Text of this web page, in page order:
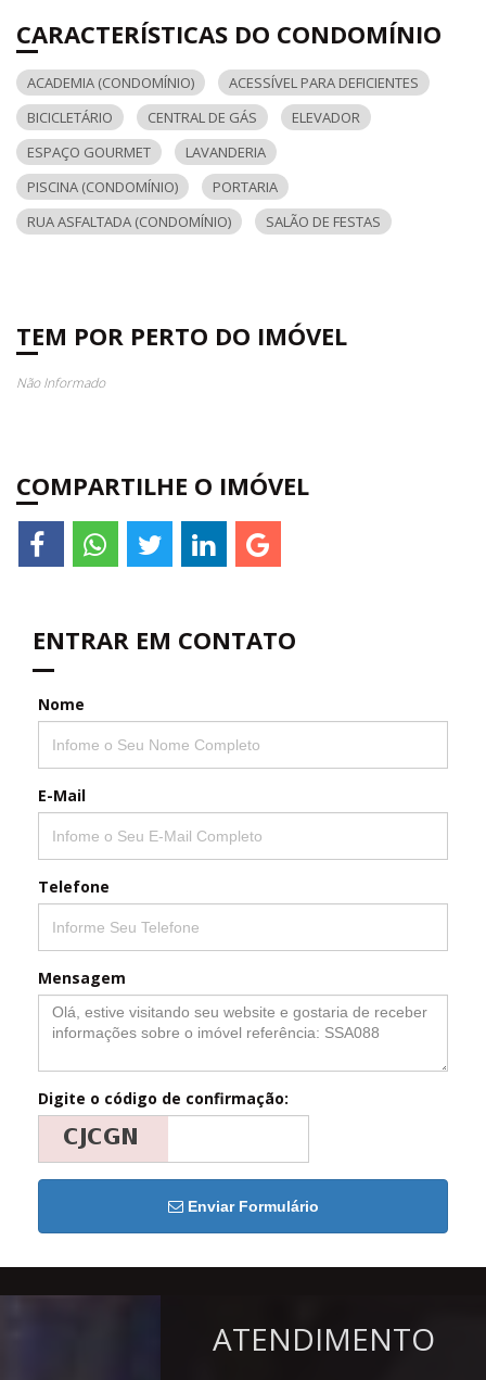
CARACTERÍSTICAS DO CONDOMÍNIO
ACADEMIA (CONDOMÍNIO)
ACESSÍVEL PARA DEFICIENTES
BICICLETÁRIO
CENTRAL DE GÁS
ELEVADOR
ESPAÇO GOURMET
LAVANDERIA
PISCINA (CONDOMÍNIO)
PORTARIA
RUA ASFALTADA (CONDOMÍNIO)
SALÃO DE FESTAS
TEM POR PERTO DO IMÓVEL
Não Informado
COMPARTILHE O IMÓVEL
ENTRAR EM CONTATO
Nome
E-Mail
Telefone
Mensagem
Digite o código de confirmação:
Enviar Formulário
ATENDIMENTO